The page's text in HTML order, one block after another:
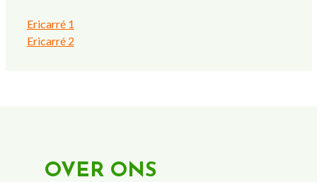
Ericarré 1
Ericarré 2
OVER ONS